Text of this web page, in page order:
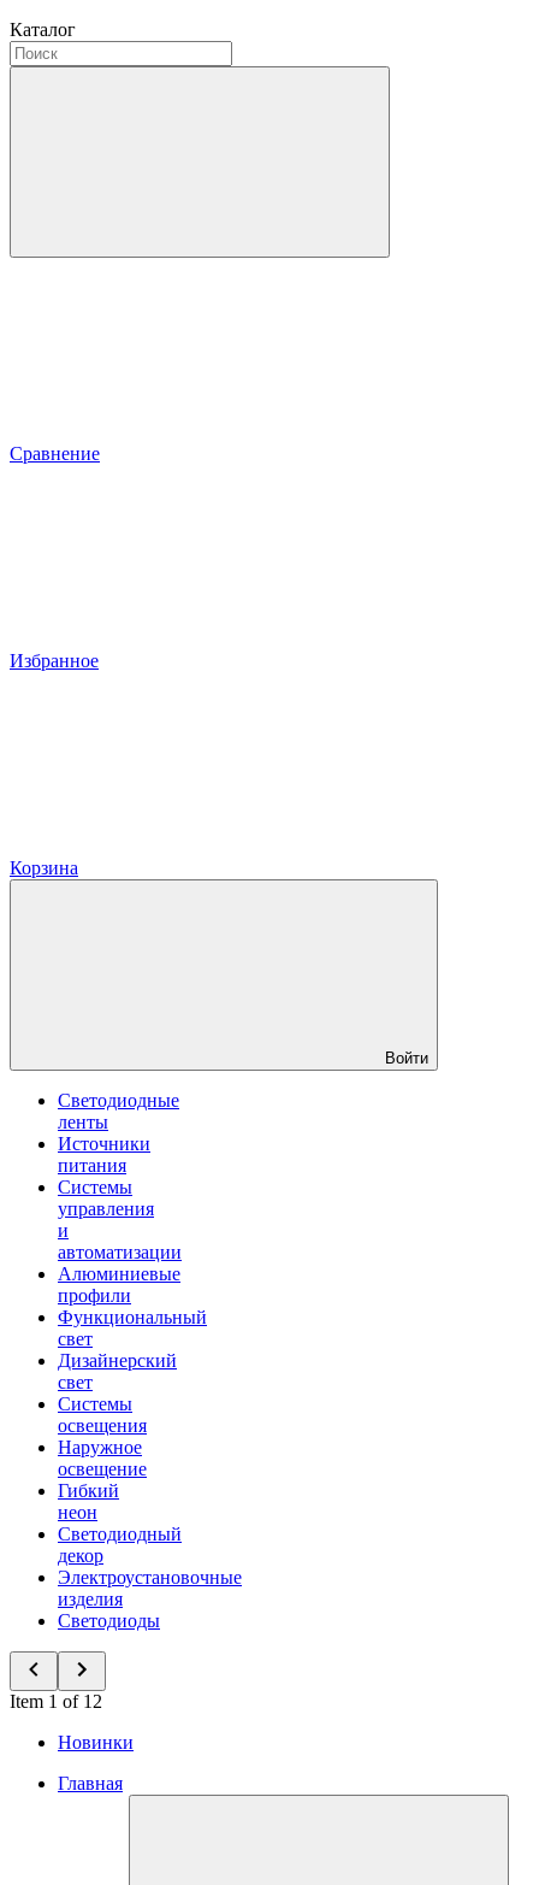
Каталог
Сравнение
Избранное
Корзина
Войти
Светодиодные
ленты
Источники
питания
Системы
управления
и
автоматизации
Алюминиевые
профили
Функциональный
свет
Дизайнерский
свет
Системы
освещения
Наружное
освещение
Гибкий
неон
Светодиодный
декор
Электроустановочные
изделия
Светодиоды
Item 1 of 12
Новинки
Главная